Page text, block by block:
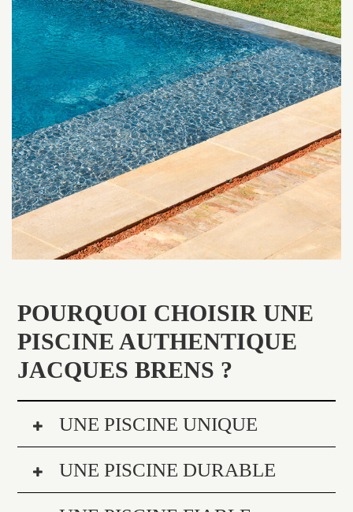
POURQUOI CHOISIR UNE
PISCINE AUTHENTIQUE
JACQUES BRENS ?
UNE PISCINE UNIQUE
UNE PISCINE DURABLE